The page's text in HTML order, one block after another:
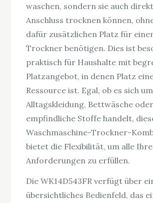
waschen, sondern sie auch
Anschluss trocknen können,
dafür zusätzlichen Platz für
Trockner benötigen. Dies ist
praktisch für Haushalte mit
Platzangebot, in denen Platz
Ressource ist. Egal, ob es sich um
Alltagskleidung, Bettwäsche oder
empfindliche Stoffe handelt,
Waschmaschine-Trockner-
bietet die Flexibilität, um alle Ihre
Anforderungen zu erfüllen.
Die WK14D543FR verfügt über
übersichtliches Bedienfeld, das